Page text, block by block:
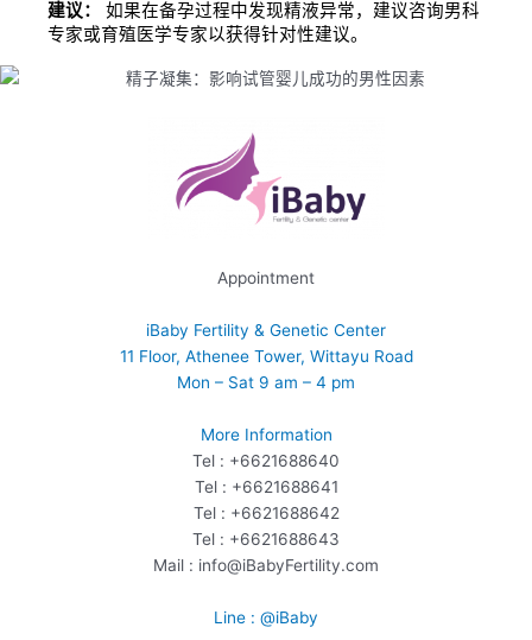
建议：
如果在备孕过程中发现精液异常，建议咨询男科
专家或育殖医学专家以获得针对性建议。
Appointment
iBaby Fertility & Genetic Center
11 Floor, Athenee Tower, Wittayu Road
Mon – Sat 9 am – 4 pm
More Information
Tel : +6621688640
Tel : +6621688641
Tel : +6621688642
Tel : +6621688643
Mail : info@iBabyFertility.com
Line : @iBaby